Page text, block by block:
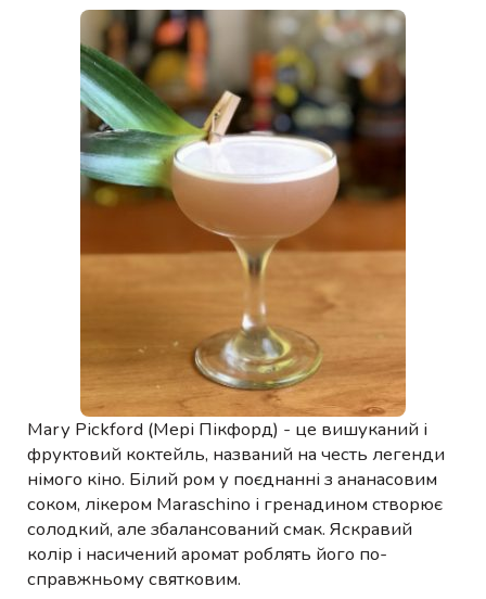
Mary Pickford (Мері Пікфорд) - це вишуканий і
фруктовий коктейль, названий на честь легенди
німого кіно. Білий ром у поєднанні з ананасовим
соком, лікером Maraschino і гренадином створює
солодкий, але збалансований смак. Яскравий
колір і насичений аромат роблять його по-
справжньому святковим.